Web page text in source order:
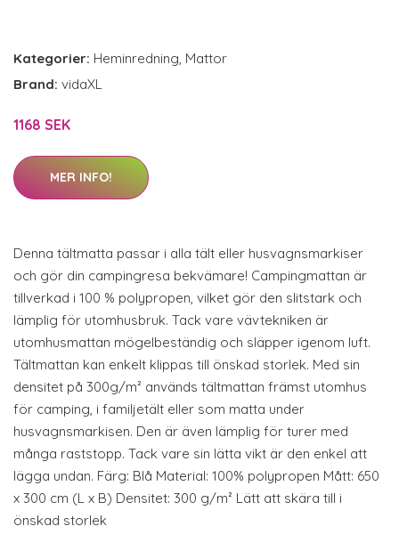
Kategorier: Heminredning, Mattor
Brand: vidaXL
1168 SEK
MER INFO!
Denna tältmatta passar i alla tält eller husvagnsmarkiser
och gör din campingresa bekvämare! Campingmattan är
tillverkad i 100 % polypropen, vilket gör den slitstark och
lämplig för utomhusbruk. Tack vare vävtekniken är
utomhusmattan mögelbeständig och släpper igenom luft.
Tältmattan kan enkelt klippas till önskad storlek. Med sin
densitet på 300g/m² används tältmattan främst utomhus
för camping, i familjetält eller som matta under
husvagnsmarkisen. Den är även lämplig för turer med
många raststopp. Tack vare sin lätta vikt är den enkel att
lägga undan. Färg: Blå Material: 100% polypropen Mått: 650
x 300 cm (L x B) Densitet: 300 g/m² Lätt att skära till i
önskad storlek